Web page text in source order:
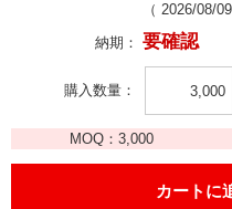
（ 2026/08/
納期： 要確認
購入数量
MOQ： 3,000